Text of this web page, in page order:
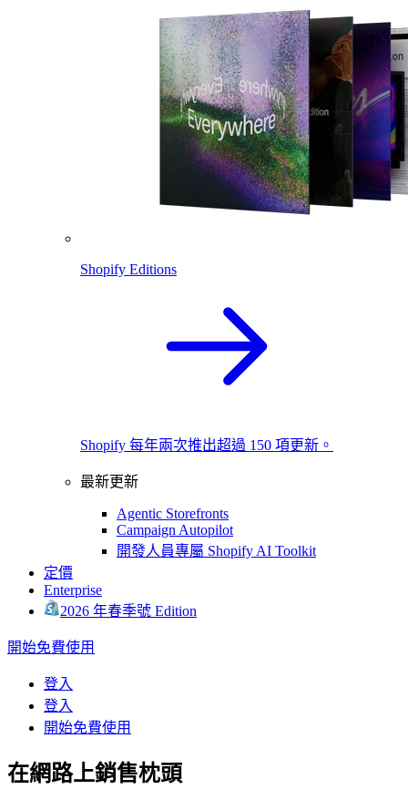
Shopify Editions
Shopify 每年兩次推出超過 150 項更新。
最新更新
Agentic Storefronts
Campaign Autopilot
開發人員專屬 Shopify AI Toolkit
定價
Enterprise
2026 年春季號 Edition
開始免費使用
登入
登入
開始免費使用
在網路上銷售枕頭